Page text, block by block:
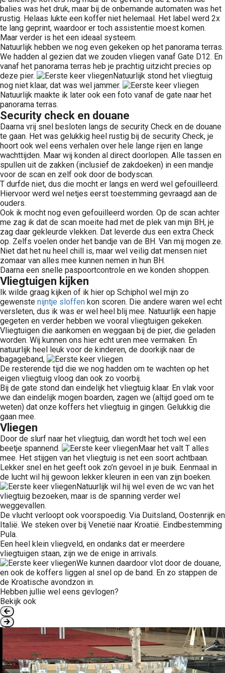
balies was het druk, maar bij de onbemande automaten was het
rustig. Helaas lukte een koffer niet helemaal. Het label werd 2x
te lang geprint, waardoor er toch assistentie moest komen.
Maar verder is het een ideaal systeem.
Natuurlijk hebben we nog even gekeken op het panorama terras.
We hadden al gezien dat we zouden vliegen vanaf Gate D12. En
vanaf het panorama terras heb je prachtig uitzicht precies op
deze pier.
Natuurlijk stond het vliegtuig
nog niet klaar, dat was wel jammer.
Natuurlijk maakte ik later ook een foto vanaf de gate naar het
panorama terras.
Security check en douane
Daarna vrij snel besloten langs de security Check en de douane
te gaan. Het was gelukkig heel rustig bij de security Check, je
hoort ook wel eens verhalen over hele lange rijen en lange
wachttijden. Maar wij konden al direct doorlopen. Alle tassen en
spullen uit de zakken (inclusief de zakdoeken) in een mandje
voor de scan en zelf ook door de bodyscan.
T durfde niet, dus die mocht er langs en werd wel gefouilleerd.
Hiervoor werd wel netjes eerst toestemming gevraagd aan de
ouders.
Ook ik mocht nog even gefouilleerd worden. Op de scan achter
me zag ik dat de scan moeite had met de plek van mijn BH, je
zag daar gekleurde vlekken. Dat leverde dus een extra Check
op. Zelfs voelen onder het bandje van de BH. Van mij mogen ze.
Niet dat het nu heel chill is, maar wel veilig dat mensen niet
zomaar van alles mee kunnen nemen in hun BH.
Daarna een snelle paspoortcontrole en we konden shoppen.
Vliegtuigen kijken
Ik wilde graag kijken of ik hier op Schiphol wel mijn zo
gewenste nijntje sloffen kon scoren. Die andere waren wel echt
versleten, dus ik was er wel heel blij mee. Natuurlijk een hapje
gegeten en verder hebben we vooral vliegtuigen gekeken.
Vliegtuigen die aankomen en weggaan bij de pier, die geladen
worden. Wij kunnen ons hier echt uren mee vermaken. En
natuurlijk heel leuk voor de kinderen, de doorkijk naar de
bagageband,
De resterende tijd die we nog hadden om te wachten op het
eigen vliegtuig vloog dan ook zo voorbij.
Bij de gate stond dan eindelijk het vliegtuig klaar. En vlak voor
we dan eindelijk mogen boarden, zagen we (altijd goed om te
weten) dat onze koffers het vliegtuig in gingen. Gelukkig die
gaan mee.
Vliegen
Door de slurf naar het vliegtuig, dan wordt het toch wel een
beetje spannend.
Maar het valt T alles
mee. Het stijgen van het vliegtuig is net een soort achtbaan.
Lekker snel en het geeft ook zo’n gevoel in je buik. Eenmaal in
de lucht wil hij gewoon lekker kleuren in een van zijn boeken.
Natuurlijk wil hij wel even de wc van het
vliegtuig bezoeken, maar is de spanning verder wel
weggevallen.
De vlucht verloopt ook voorspoedig. Via Duitsland, Oostenrijk en
Italië. We steken over bij Venetië naar Kroatië. Eindbestemming
Pula.
Een heel klein vliegveld, en ondanks dat er meerdere
vliegtuigen staan, zijn we de enige in arrivals.
We kunnen daardoor vlot door de douane,
en ook de koffers liggen al snel op de band. En zo stappen de
de Kroatische avondzon in.
Hebben jullie wel eens gevlogen?
Bekijk ook